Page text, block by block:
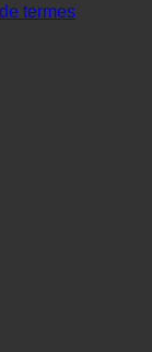
termes